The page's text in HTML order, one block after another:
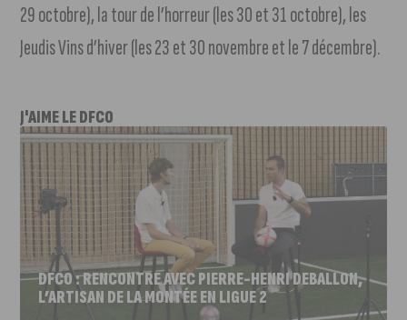
29 octobre), la tour de l’horreur (les 30 et 31 octobre), les
Jeudis Vins d’hiver (les 23 et 30 novembre et le 7 décembre).
J'AIME LE DFCO
DFCO : RENCONTRE AVEC PIERRE-HENRI DEBALLON,
L’ARTISAN DE LA MONTÉE EN LIGUE 2